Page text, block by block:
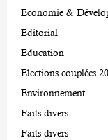
Economie &
Editorial
Education
Elections couplées
Environnement
Faits divers
Faits divers